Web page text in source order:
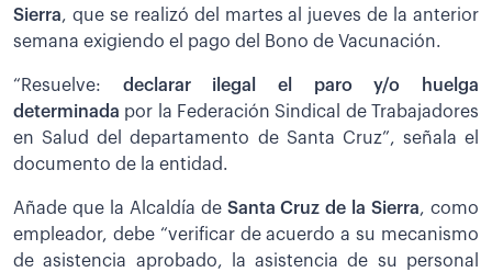
Sierra, que se realizó del martes al jueves de la anterior
semana exigiendo el pago del Bono de Vacunación.
“Resuelve: declarar ilegal el paro y/o huelga
determinada por la Federación Sindical de Trabajadores
en Salud del departamento de Santa Cruz”, señala el
documento de la entidad.
Añade que la Alcaldía deSanta Cruz de la Sierra, como
empleador, debe “verificar de acuerdo a su mecanismo
de asistencia aprobado, la asistencia de su personal